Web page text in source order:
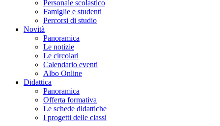
Personale scolastico
Famiglie e studenti
Percorsi di studio
Novità
Panoramica
Le notizie
Le circolari
Calendario eventi
Albo Online
Didattica
Panoramica
Offerta formativa
Le schede didattiche
I progetti delle classi